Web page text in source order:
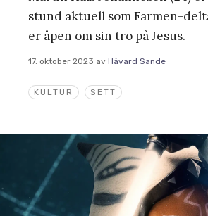
KULTUR SETT
stund aktuell som Farmen-
er åpen om sin tro på Jesus.
17. oktober 2023 av Håvard Sande